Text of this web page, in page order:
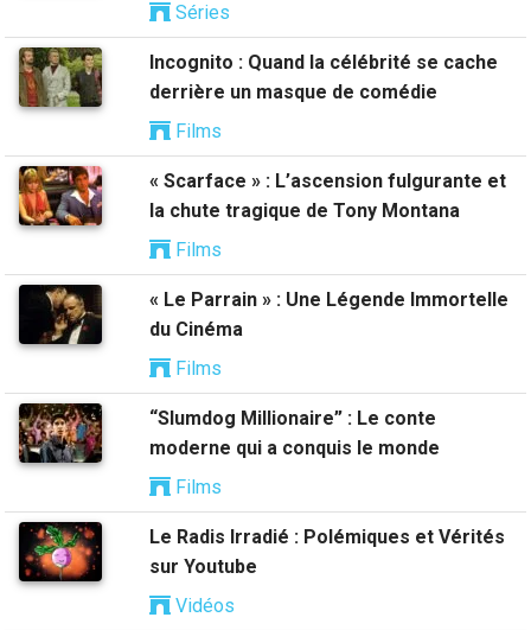
Séries
Incognito : Quand la célébrité se cache
derrière un masque de comédie
Films
« Scarface » : L’ascension fulgurante et
la chute tragique de Tony Montana
Films
« Le Parrain » : Une Légende Immortelle
du Cinéma
Films
“Slumdog Millionaire” : Le conte
moderne qui a conquis le monde
Films
Le Radis Irradié : Polémiques et Vérités
sur Youtube
Vidéos